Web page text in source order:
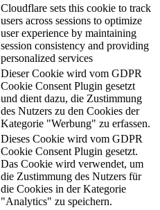
Cloudflare sets this cookie to track
users across sessions to optimize
user experience by maintaining
session consistency and providing
personalized services
Dieser Cookie wird vom GDPR
Cookie Consent Plugin gesetzt
und dient dazu, die Zustimmung
des Nutzers zu den Cookies der
Kategorie "Werbung" zu erfassen.
Dieses Cookie wird vom GDPR
Cookie Consent Plugin gesetzt.
Das Cookie wird verwendet, um
die Zustimmung des Nutzers für
die Cookies in der Kategorie
"Analytics" zu speichern.